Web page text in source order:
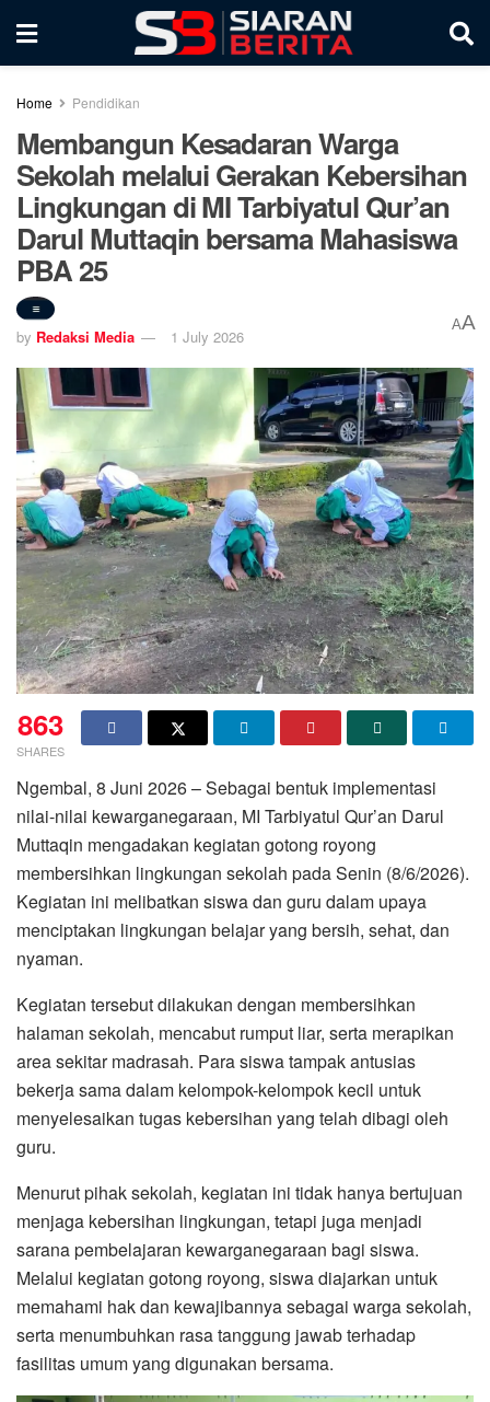
Home Pendidikan
Membangun Kesadaran Warga
Sekolah melalui Gerakan Kebersihan
Lingkungan di MI Tarbiyatul Qur’an
Darul Muttaqin bersama Mahasiswa
PBA 25
by Redaksi Media 1 July 2026
AA
863
SHARES
Ngembal, 8 Juni 2026 – Sebagai bentuk implementasi
nilai-nilai kewarganegaraan, MI Tarbiyatul Qur’an Darul
Muttaqin mengadakan kegiatan gotong royong
membersihkan lingkungan sekolah pada Senin (8/6/2026).
Kegiatan ini melibatkan siswa dan guru dalam upaya
menciptakan lingkungan belajar yang bersih, sehat, dan
nyaman.
Kegiatan tersebut dilakukan dengan membersihkan
halaman sekolah, mencabut rumput liar, serta merapikan
area sekitar madrasah. Para siswa tampak antusias
bekerja sama dalam kelompok-kelompok kecil untuk
menyelesaikan tugas kebersihan yang telah dibagi oleh
guru.
Menurut pihak sekolah, kegiatan ini tidak hanya bertujuan
menjaga kebersihan lingkungan, tetapi juga menjadi
sarana pembelajaran kewarganegaraan bagi siswa.
Melalui kegiatan gotong royong, siswa diajarkan untuk
memahami hak dan kewajibannya sebagai warga sekolah,
serta menumbuhkan rasa tanggung jawab terhadap
fasilitas umum yang digunakan bersama.